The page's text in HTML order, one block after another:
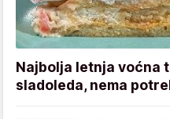
Najbolja letnja voćna
sladoleda, nema